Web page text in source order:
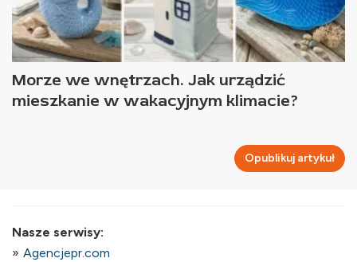
Morze we wnętrzach. Jak urządzić
mieszkanie w wakacyjnym klimacie?
Opublikuj artykuł
Nasze serwisy:
Agencjepr.com